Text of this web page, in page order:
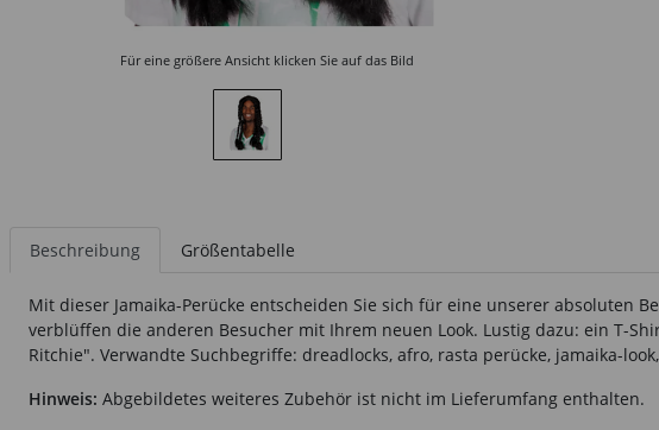
Für eine größere Ansicht klicken Sie auf das Bild
Beschreibung Größentabelle
Mit dieser Jamaika-Perücke entscheiden Sie sich für eine unserer absoluten
verblüffen die anderen Besucher mit Ihrem neuen Look. Lustig dazu: ein T-
Ritchie". Verwandte Suchbegriffe: dreadlocks, afro, rasta perücke, jamaika-
Hinweis: Abgebildetes weiteres Zubehör ist nicht im Lieferumfang enthalten.